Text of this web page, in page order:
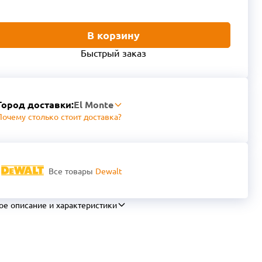
В корзину
Быстрый заказ
доставки:El Monte
столько стоит доставка?
Все товары Dewalt
описание и характеристики